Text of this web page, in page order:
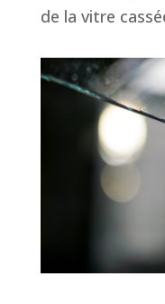
de la vitre